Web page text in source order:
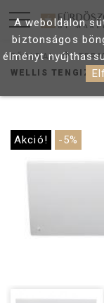
FŐOLDAL
WELLIS TENGIZ
Akció! -5%
A weboldalon
biztonságos
élményt